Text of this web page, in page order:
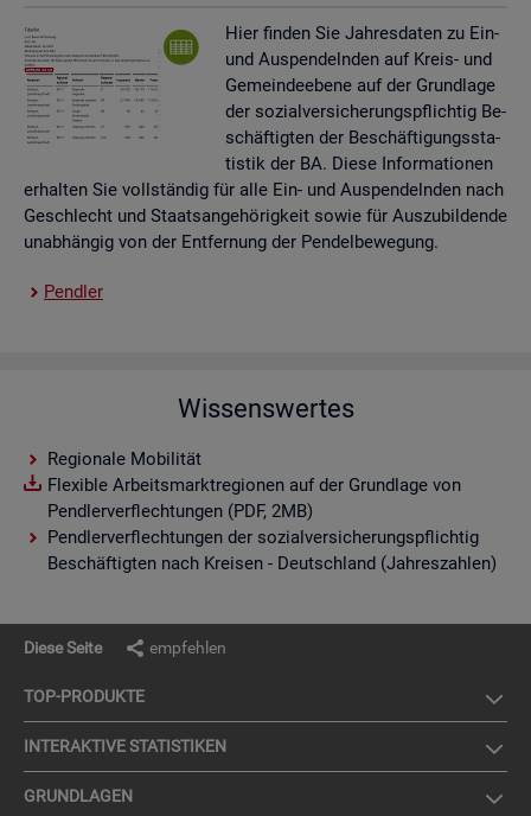
Hier fin­den Sie Jah­res­da­ten zu Ein-
und Aus­pen­deln­den auf Kreis- und
Ge­mein­de­ebe­ne auf der Grund­la­ge
der so­zi­al­ver­si­che­rungs­pflich­tig Be­
schäf­tig­ten der Be­schäf­ti­gungs­sta­
tis­tik der BA. Diese In­for­ma­tio­nen
er­hal­ten Sie voll­stän­dig für alle Ein- und Aus­pen­deln­den nach
Ge­schlecht und Staats­an­ge­hö­rig­keit sowie für Aus­zu­bil­den­de
un­ab­hän­gig von der Ent­fer­nung der Pen­del­be­we­gung.
Pend­ler
Wissenswertes
Regionale Mobilität
Flexible Arbeitsmarktregionen auf der Grundlage von
Pendlerverflechtungen (PDF, 2MB)
Pendlerverflechtungen der sozialversicherungspflichtig
Beschäftigten nach Kreisen - Deutschland (Jahreszahlen)
Diese Seite empfehlen
TOP-PRO­DUK­TE
IN­TER­AK­TI­VE STA­TIS­TI­KEN
GRUND­LA­GEN